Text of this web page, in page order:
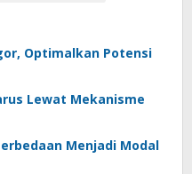
Optimalkan Potensi
Lewat Mekanisme
Menjadi Modal